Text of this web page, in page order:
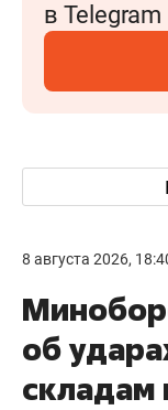
в Telegram
8 августа 2026,
об
складам